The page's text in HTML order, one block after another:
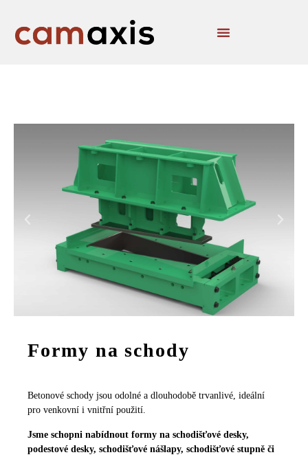
Formy na schody
Betonové schody jsou odolné a dlouhodobě trvanlivé, ideální
pro venkovní i vnitřní použití.
Jsme schopni nabídnout formy na schodišťové desky,
podestové desky, schodišťové nášlapy, schodišťové stupně či